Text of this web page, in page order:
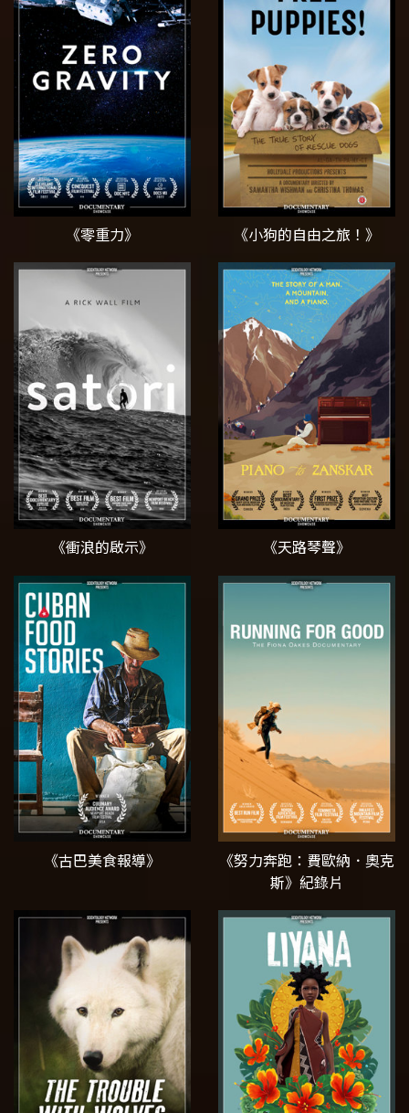
《零重力》 《小狗的自由之旅！》
《衝浪的啟示》 《天路琴聲》
《古巴美食報導》
《努力奔跑：費歐納．奧克
斯》紀錄片